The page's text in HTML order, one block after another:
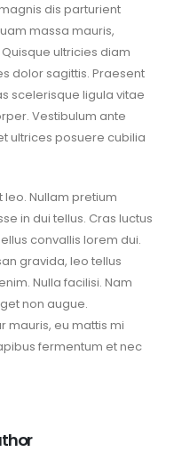
dis parturient
massa mauris,
ultricies diam
dolor sagittis. Praesent
scelerisque ligula vitae
Vestibulum ante
ultrices posuere cubilia
Nullam pretium
in dui tellus. Cras luctus
convallis lorem dui.
gravida, leo tellus
Nulla facilisi. Nam
non augue.
mauris, eu mattis mi
fermentum et nec